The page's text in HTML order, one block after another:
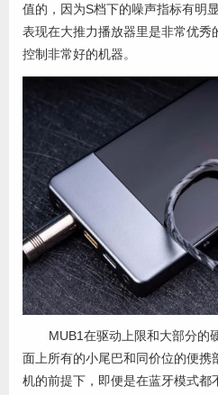
值的，因为S档下的噪声指标有明
表现在大推力播放器里是非常优秀
控制非常好的机器。
MUB1在驱动上限和大部分的
面上所有的小尾巴和同价位的便携
机的前提下，即便是在蓝牙模式都